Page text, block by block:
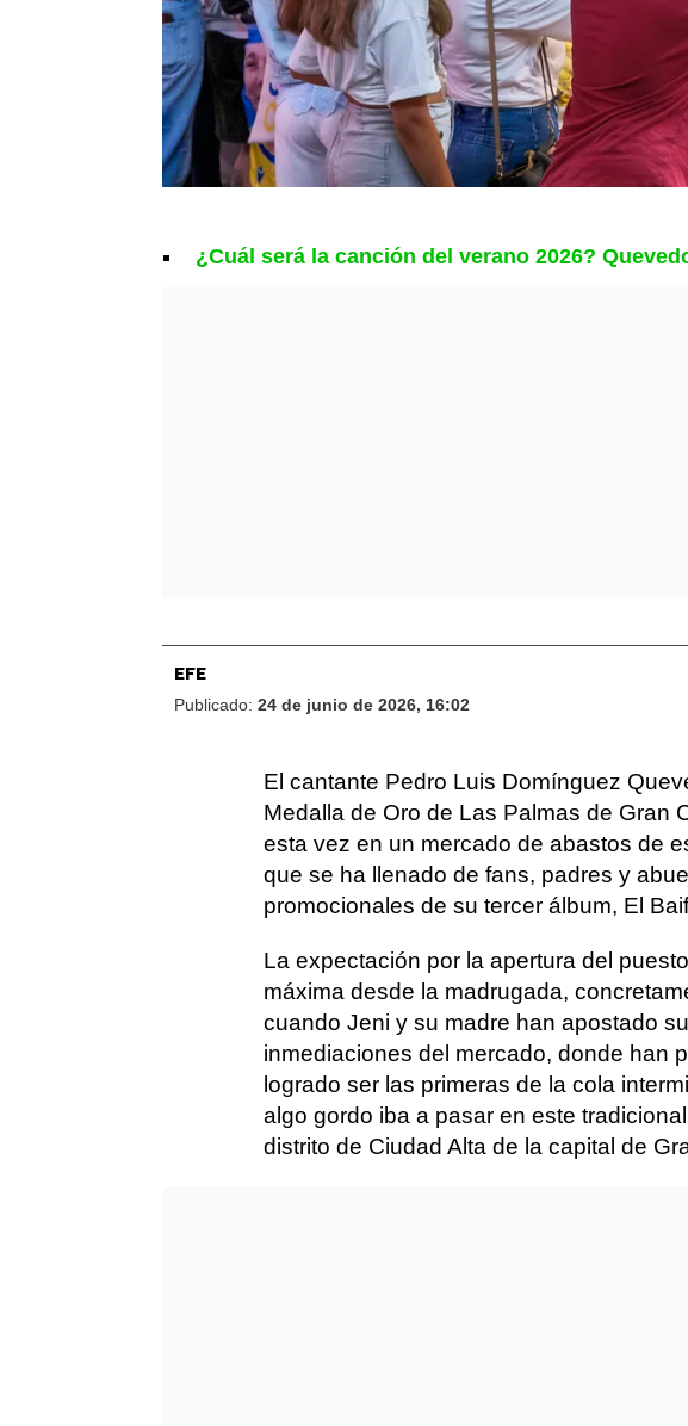
¿Cuál será la canción del verano 2026?
EFE
Publicado: 24 de junio de 2026, 16:02
El cantante Pedro Luis Domínguez
Medalla de Oro de Las Palmas de Gran
esta vez en un mercado de abastos de
que se ha llenado de fans, padres y
promocionales de su tercer álbum, El
La expectación por la apertura del
máxima desde la madrugada,
cuando Jeni y su madre han apostado
inmediaciones del mercado, donde han
logrado ser las primeras de la cola
algo gordo iba a pasar en este
distrito de Ciudad Alta de la capital de